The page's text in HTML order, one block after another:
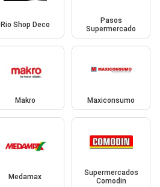
Rio Shop Deco
Pasos
Supermercado
Makro Maxiconsumo
Medamax
Supermercados
Comodin